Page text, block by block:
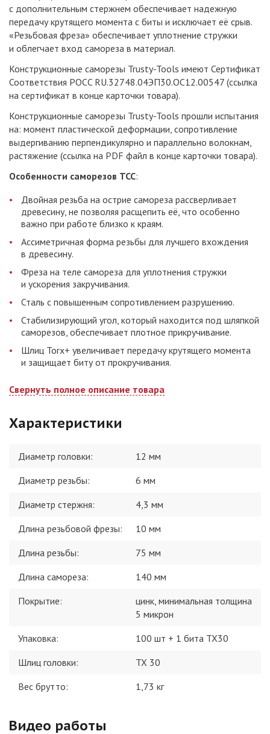
с дополнительным стержнем обеспечивает надежную
передачу крутящего момента с биты и исключает её срыв.
«Резьбовая фреза» обеспечивает уплотнение стружки
и облегчает вход самореза в материал.
Конструкционные саморезы Trusty-Tools имеют Сертификат
Соответствия POCC RU.32748.04ЭП30.ОС12.00547 (ссылка
на сертификат в конце карточки товара).
Конструкционные саморезы Trusty-Tools прошли испытания
на: момент пластической деформации, сопротивление
выдергиванию перпендикулярно и параллельно волокнам,
растяжение (ссылка на PDF файл в конце карточки товара).
Особенности саморезов TCC:
Двойная резьба на острие самореза рассверливает
древесину, не позволяя расщепить её, что особенно
важно при работе близко к краям.
Ассиметричная форма резьбы для лучшего вхождения
в древесину.
Фреза на теле самореза для уплотнения стружки
и ускорения закручивания.
Сталь с повышенным сопротивлением разрушению.
Стабилизирующий угол, который находится под шляпкой
саморезов, обеспечивает плотное прикручивание.
Шлиц Torx+ увеличивает передачу крутящего момента
и защищает биту от прокручивания.
Свернуть полное описание товара
Характеристики
Диаметр головки:
12 мм
Диаметр резьбы:
6 мм
Диаметр стержня:
4,3 мм
Длина резьбовой фрезы:
10 мм
Длина резьбы:
75 мм
Длина самореза:
140 мм
Покрытие:
цинк, минимальная толщина
5 микрон
Упаковка:
100 шт + 1 бита TX30
Шлиц головки:
TX 30
Вес брутто:
1,73 кг
Видео работы